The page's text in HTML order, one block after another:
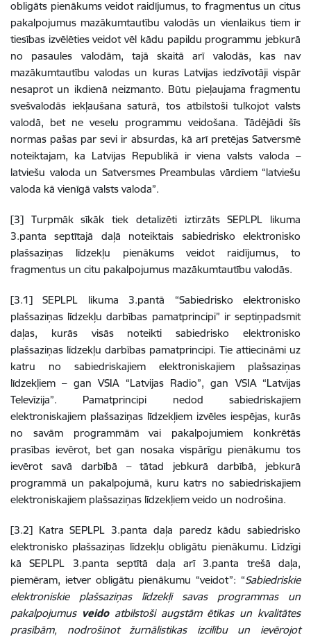
obligāts pienākums veidot raidījumus, to fragmentus un citus
pakalpojumus mazākumtautību valodās un vienlaikus tiem ir
tiesības izvēlēties veidot vēl kādu papildu programmu jebkurā
no pasaules valodām, tajā skaitā arī valodās, kas nav
mazākumtautību valodas un kuras Latvijas iedzīvotāji vispār
nesaprot un ikdienā neizmanto. Būtu pieļaujama fragmentu
svešvalodās iekļaušana saturā, tos atbilstoši tulkojot valsts
valodā, bet ne veselu programmu veidošana. Tādējādi šīs
normas pašas par sevi ir absurdas, kā arī pretējas Satversmē
noteiktajam, ka Latvijas Republikā ir viena valsts valoda –
latviešu valoda un Satversmes Preambulas vārdiem “latviešu
valoda kā vienīgā valsts valoda”.
[3] Turpmāk sīkāk tiek detalizēti iztirzāts SEPLPL likuma
3.panta septītajā daļā noteiktais sabiedrisko elektronisko
plašsaziņas līdzekļu pienākums veidot raidījumus, to
fragmentus un citu pakalpojumus mazākumtautību valodās.
[3.1] SEPLPL likuma 3.pantā “Sabiedrisko elektronisko
plašsaziņas līdzekļu darbības pamatprincipi” ir septiņpadsmit
daļas, kurās visās noteikti sabiedrisko elektronisko
plašsaziņas līdzekļu darbības pamatprincipi. Tie attiecināmi uz
katru no sabiedriskajiem elektroniskajiem plašsaziņas
līdzekļiem – gan VSIA “Latvijas Radio”, gan VSIA “Latvijas
Televīzija”. Pamatprincipi nedod sabiedriskajiem
elektroniskajiem plašsaziņas līdzekļiem izvēles iespējas, kurās
no savām programmām vai pakalpojumiem konkrētās
prasības ievērot, bet gan nosaka vispārīgu pienākumu tos
ievērot savā darbībā – tātad jebkurā darbībā, jebkurā
programmā un pakalpojumā, kuru katrs no sabiedriskajiem
elektroniskajiem plašsaziņas līdzekļiem veido un nodrošina.
[3.2] Katra SEPLPL 3.panta daļa paredz kādu sabiedrisko
elektronisko plašsaziņas līdzekļu obligātu pienākumu. Līdzīgi
kā SEPLPL 3.panta septītā daļa arī 3.panta trešā daļa,
piemēram, ietver obligātu pienākumu “veidot”: “Sabiedriskie
elektroniskie plašsaziņas līdzekļi savas programmas un
pakalpojumus veidoatbilstoši augstām ētikas un kvalitātes
prasībām, nodrošinot žurnālistikas izcilību un ievērojot